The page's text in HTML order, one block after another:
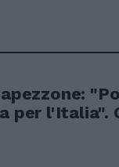
per l'Italia".